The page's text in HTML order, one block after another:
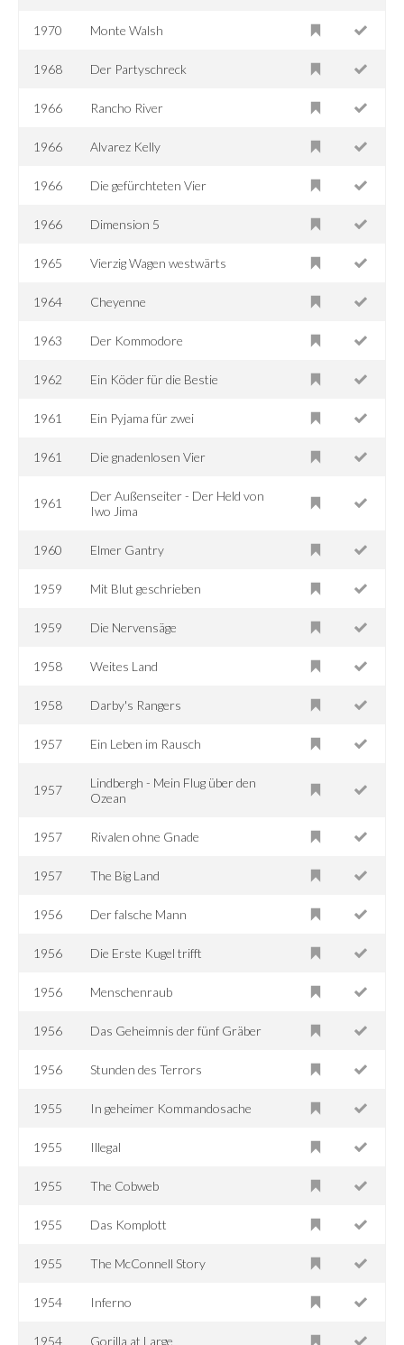
1970 Monte Walsh
1968 Der Partyschreck
1966 Rancho River
1966 Alvarez Kelly
1966 Die gefürchteten Vier
1966 Dimension 5
1965 Vierzig Wagen westwärts
1964 Cheyenne
1963 Der Kommodore
1962 Ein Köder für die Bestie
1961 Ein Pyjama für zwei
1961 Die gnadenlosen Vier
1961
Der Außenseiter - Der Held von
Iwo Jima
1960 Elmer Gantry
1959 Mit Blut geschrieben
1959 Die Nervensäge
1958 Weites Land
1958 Darby's Rangers
1957 Ein Leben im Rausch
1957
Lindbergh - Mein Flug über den
Ozean
1957 Rivalen ohne Gnade
1957 The Big Land
1956 Der falsche Mann
1956 Die Erste Kugel trifft
1956 Menschenraub
1956 Das Geheimnis der fünf Gräber
1956 Stunden des Terrors
1955 In geheimer Kommandosache
1955 Illegal
1955 The Cobweb
1955 Das Komplott
1955 The McConnell Story
1954 Inferno
1954 Gorilla at Large